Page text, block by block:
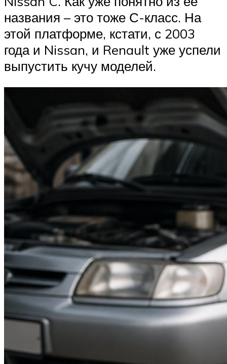
названия – это тоже С-класс. На
этой платформе, кстати, с 2003
года и Nissan, и Renault уже успели
выпустить кучу моделей.